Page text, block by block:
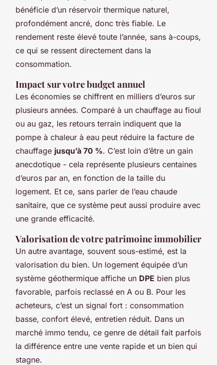
bénéficie d’un réservoir thermique naturel,
profondément ancré, donc très fiable. Le
rendement reste élevé toute l’année, sans à-coups,
ce qui se ressent directement dans la
consommation.
Impact sur votre budget annuel
Les économies se chiffrent en milliers d’euros sur
plusieurs années. Comparé à un chauffage au fioul
ou au gaz, les retours terrain indiquent que la
pompe à chaleur à eau peut réduire la facture de
chauffage jusqu’à 70 %. C’est loin d’être un gain
anecdotique - cela représente plusieurs centaines
d’euros par an, en fonction de la taille du
logement. Et ce, sans parler de l’eau chaude
sanitaire, que ce système peut aussi produire avec
une grande efficacité.
Valorisation de votre patrimoine immobilier
Un autre avantage, souvent sous-estimé, est la
valorisation du bien. Un logement équipée d’un
système géothermique affiche un DPE bien plus
favorable, parfois reclassé en A ou B. Pour les
acheteurs, c’est un signal fort : consommation
basse, confort élevé, entretien réduit. Dans un
marché immo tendu, ce genre de détail fait parfois
la différence entre une vente rapide et un bien qui
stagne.